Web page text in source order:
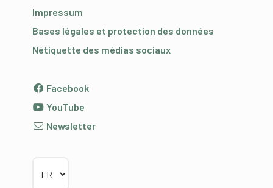
Impressum
Bases légales et protection des données
Nétiquette des médias sociaux
Facebook
YouTube
Newsletter